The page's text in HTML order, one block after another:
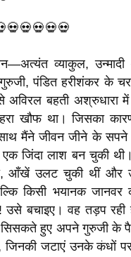
व्याकुल,
पंडित हरीशंकर के
अविरल बहती अश्रुधारा में
खौफ था। जिसका
मैंने जीवन जीने के
एक जिंदा लाश बन चुकी
आँखें उलट चुकी थीं और
किसी भयानक जानवर
उसे बचाइए। वह तड़प
सिसकते हुए अपने गुरुजी के
जिनकी जटाएं उनके कंधों